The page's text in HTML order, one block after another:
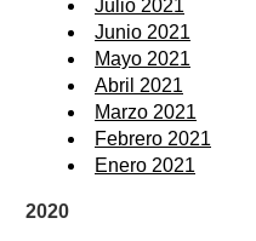
Julio 2021
Junio 2021
Mayo 2021
Abril 2021
Marzo 2021
Febrero 2021
Enero 2021
2020